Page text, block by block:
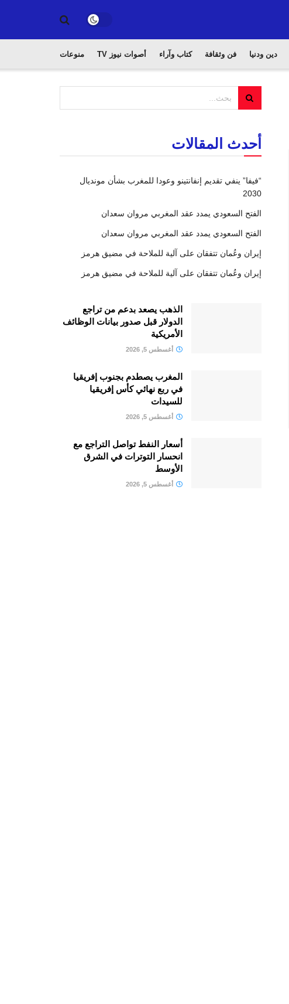
دين ودنيا فن وثقافة كتاب وآراء أصوات نيوز TV منوعات
أحدث المقالات
“فيفا” ينفي تقديم إنفانتينو وعودا للمغرب بشأن مونديال
2030
الفتح السعودي يمدد عقد المغربي مروان سعدان
الفتح السعودي يمدد عقد المغربي مروان سعدان
إيران وعُمان تتفقان على آلية للملاحة في مضيق هرمز
إيران وعُمان تتفقان على آلية للملاحة في مضيق هرمز
الذهب يصعد بدعم من تراجع
الدولار قبل صدور بيانات الوظائف
الأمريكية
أغسطس 5, 2026
المغرب يصطدم بجنوب إفريقيا
في ربع نهائي كأس إفريقيا
للسيدات
أغسطس 5, 2026
أسعار النفط تواصل التراجع مع
انحسار التوترات في الشرق
الأوسط
أغسطس 5, 2026